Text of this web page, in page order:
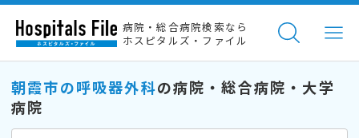
病院・総合病院検索なら
ホスピタルズ・ファイル
朝霞市の呼吸器外科の病院・総合病院・大学
病院